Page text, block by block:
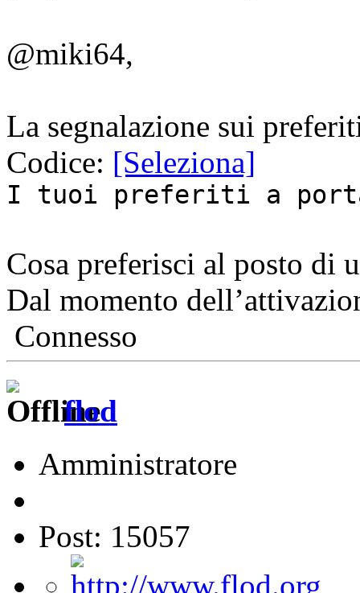
@miki64,
La segnalazione sui
Codice: [Seleziona]
I tuoi preferiti a
Cosa preferisci al posto di
Dal momento
Connesso
flod
Amministratore
Post: 15057